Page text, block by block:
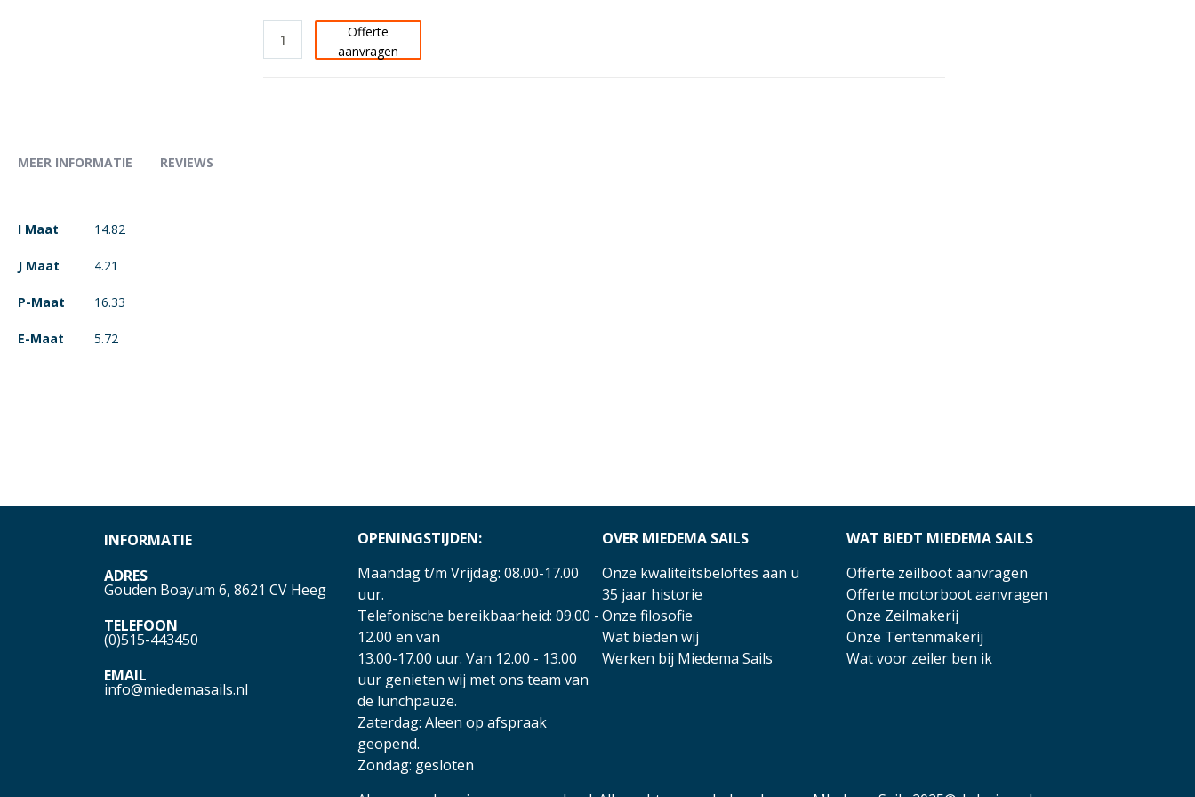
Offerte
aanvragen
MEER INFORMATIE
Meer
I Maat 14.82
J Maat 4.21
P-Maat 16.33
E-Maat 5.72
REVIEWS
INFORMATIE
ADRES
Gouden Boayum 6, 8621 CV Heeg
TELEFOON
(0)515-443450
EMAIL
info@miedemasails.nl
OPENINGSTIJDEN:
Maandag t/m Vrijdag: 08.00-17.00
uur.
Telefonische bereikbaarheid: 09.00 -
12.00 en van
13.00-17.00 uur. Van 12.00 - 13.00
uur genieten wij met ons team van
de lunchpauze.
Zaterdag: Aleen op afspraak
geopend.
Zondag: gesloten
OVER MIEDEMA SAILS
Onze kwaliteitsbeloftes aan u
35 jaar historie
Onze filosofie
Wat bieden wij
Werken bij Miedema Sails
WAT BIEDT MIEDEMA SAILS
Offerte zeilboot aanvragen
Offerte motorboot aanvragen
Onze Zeilmakerij
Onze Tentenmakerij
Wat voor zeiler ben ik